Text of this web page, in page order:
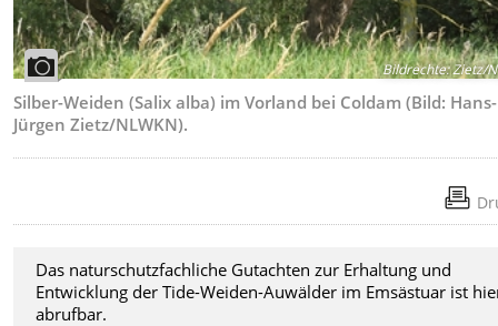
Bildrechte:Zietz/
Silber-Weiden (Salix alba) im Vorland bei Coldam (Bild: Hans-
Jürgen Zietz/NLWKN).
Das naturschutzfachliche Gutachten zur Erhaltung und
Entwicklung der Tide-Weiden-Auwälder im Emsästuar ist
abrufbar.